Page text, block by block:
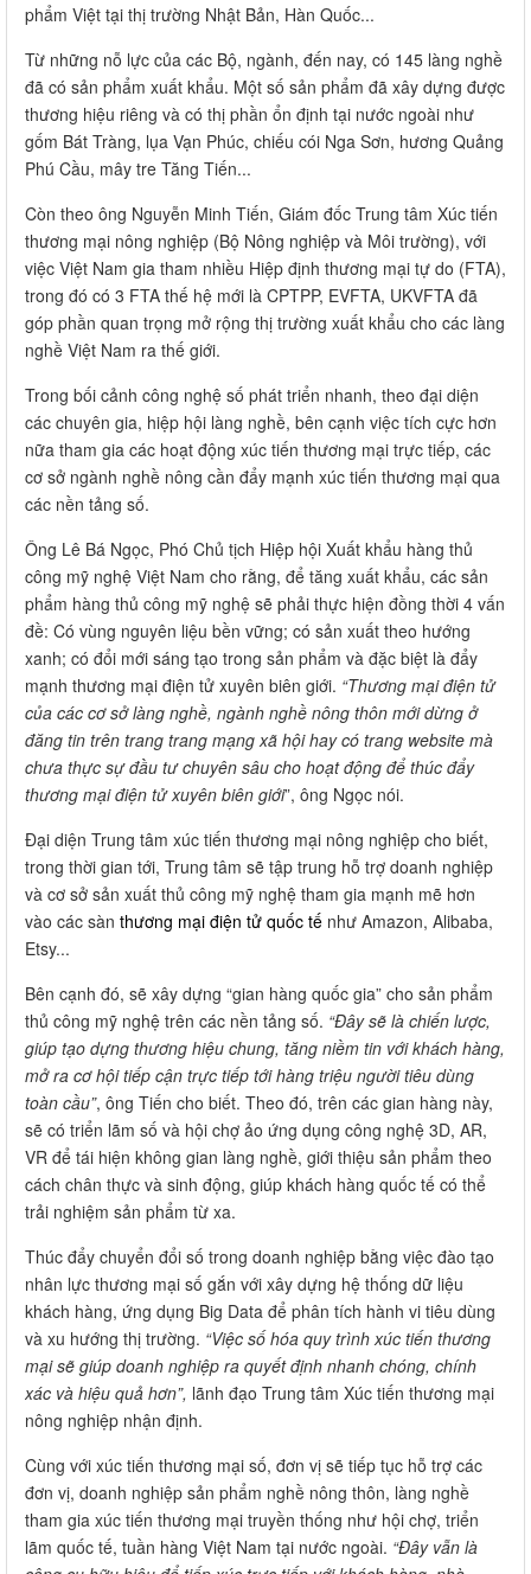
phẩm Việt tại thị trường Nhật Bản, Hàn Quốc...
Từ những nỗ lực của các Bộ, ngành, đến nay, có 145 làng nghề
đã có sản phẩm xuất khẩu. Một số sản phẩm đã xây dựng được
thương hiệu riêng và có thị phần ổn định tại nước ngoài như
gốm Bát Tràng, lụa Vạn Phúc, chiếu cói Nga Sơn, hương Quảng
Phú Cầu, mây tre Tăng Tiến...
Còn theo ông Nguyễn Minh Tiến, Giám đốc Trung tâm Xúc tiến
thương mại nông nghiệp (Bộ Nông nghiệp và Môi trường), với
việc Việt Nam gia tham nhiều Hiệp định thương mại tự do (FTA),
trong đó có 3 FTA thế hệ mới là CPTPP, EVFTA, UKVFTA đã
góp phần quan trọng mở rộng thị trường xuất khẩu cho các làng
nghề Việt Nam ra thế giới.
Trong bối cảnh công nghệ số phát triển nhanh, theo đại diện
các chuyên gia, hiệp hội làng nghề, bên cạnh việc tích cực hơn
nữa tham gia các hoạt động xúc tiến thương mại trực tiếp, các
cơ sở ngành nghề nông cần đẩy mạnh xúc tiến thương mại qua
các nền tảng số.
Ông Lê Bá Ngọc, Phó Chủ tịch Hiệp hội Xuất khẩu hàng thủ
công mỹ nghệ Việt Nam cho rằng, để tăng xuất khẩu, các sản
phẩm hàng thủ công mỹ nghệ sẽ phải thực hiện đồng thời 4 vấn
đề: Có vùng nguyên liệu bền vững; có sản xuất theo hướng
xanh; có đổi mới sáng tạo trong sản phẩm và đặc biệt là đẩy
mạnh thương mại điện tử xuyên biên giới. “Thương mại điện tử
của các cơ sở làng nghề, ngành nghề nông thôn mới dừng ở
đăng tin trên trang trang mạng xã hội hay có trang website mà
chưa thực sự đầu tư chuyên sâu cho hoạt động để thúc đẩy
thương mại điện tử xuyên biên giới”, ông Ngọc nói.
Đại diện Trung tâm xúc tiến thương mại nông nghiệp cho biết,
trong thời gian tới, Trung tâm sẽ tập trung hỗ trợ doanh nghiệp
và cơ sở sản xuất thủ công mỹ nghệ tham gia mạnh mẽ hơn
vào các sàn thương mại điện tử quốc tế như Amazon, Alibaba,
Etsy...
Bên cạnh đó, sẽ xây dựng “gian hàng quốc gia” cho sản phẩm
thủ công mỹ nghệ trên các nền tảng số. “Đây sẽ là chiến lược,
giúp tạo dựng thương hiệu chung, tăng niềm tin với khách hàng,
mở ra cơ hội tiếp cận trực tiếp tới hàng triệu người tiêu dùng
toàn cầu”, ông Tiến cho biết. Theo đó, trên các gian hàng này,
sẽ có triển lãm số và hội chợ ảo ứng dụng công nghệ 3D, AR,
VR để tái hiện không gian làng nghề, giới thiệu sản phẩm theo
cách chân thực và sinh động, giúp khách hàng quốc tế có thể
trải nghiệm sản phẩm từ xa.
Thúc đẩy chuyển đổi số trong doanh nghiệp bằng việc đào tạo
nhân lực thương mại số gắn với xây dựng hệ thống dữ liệu
khách hàng, ứng dụng Big Data để phân tích hành vi tiêu dùng
và xu hướng thị trường. “Việc số hóa quy trình xúc tiến thương
mại sẽ giúp doanh nghiệp ra quyết định nhanh chóng, chính
xác và hiệu quả hơn”, lãnh đạo Trung tâm Xúc tiến thương mại
nông nghiệp nhận định.
Cùng với xúc tiến thương mại số, đơn vị sẽ tiếp tục hỗ trợ các
đơn vị, doanh nghiệp sản phẩm nghề nông thôn, làng nghề
tham gia xúc tiến thương mại truyền thống như hội chợ, triển
lãm quốc tế, tuần hàng Việt Nam tại nước ngoài. “Đây vẫn là